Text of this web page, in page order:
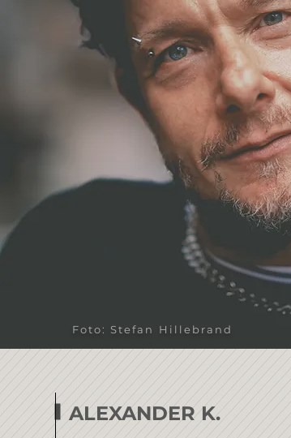
Foto: Stefan Hillebrand
ALEXANDER K.